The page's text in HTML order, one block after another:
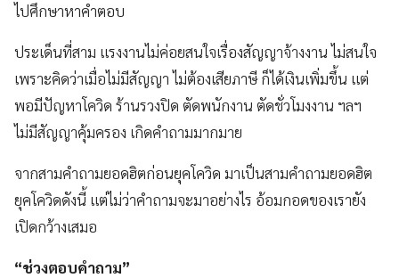
ไปศึกษาหาคำตอบ
ประเด็นที่สาม แรงงานไม่ค่อยสนใจเรื่องสัญญาจ้างงาน ไม่สนใจ
เพราะคิดว่าเมื่อไม่มีสัญญา ไม่ต้องเสียภาษี ก็ได้เงินเพิ่มขึ้น แต่
พอมีปัญหาโควิด ร้านรวงปิด ตัดพนักงาน ตัดชั่วโมงงาน ฯลฯ
ไม่มีสัญญาคุ้มครอง เกิดคำถามมากมาย
จากสามคำถามยอดฮิตก่อนยุคโควิด มาเป็นสามคำถามยอดฮิต
ยุคโควิดดังนี้ แต่ไม่ว่าคำถามจะมาอย่างไร อ้อมกอดของเรายัง
เปิดกว้างเสมอ
“ช่วงตอบคำถาม”